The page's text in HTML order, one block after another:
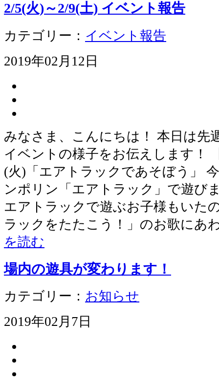
2/5(火)～2/9(土) イベント報告
カテゴリー： イベント報告
2019年02月12日
みなさま、こんにちは！ 本日は先
イベントの様子をお伝えします！
(火)「エアトラックであそぼう」
ンポリン「エアトラック」で遊び
エアトラックで遊ぶお子様もいた
ラックをたたこう！」のお歌にあ
を読む
場内の遊具が変わります！
カテゴリー： お知らせ
2019年02月7日